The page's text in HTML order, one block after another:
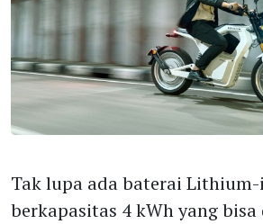
Tak lupa ada baterai
berkapasitas 4 kWh yang